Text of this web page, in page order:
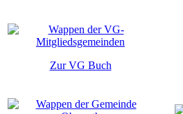
Zur VG Buch